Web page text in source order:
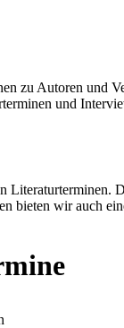
zu Autoren und
und
bieten wir auch